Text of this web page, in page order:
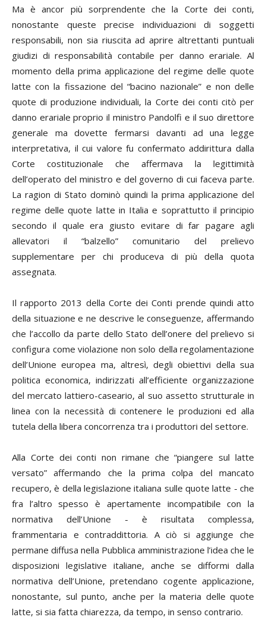
Ma è ancor più sorprendente che la Corte dei conti,
nonostante queste precise individuazioni di soggetti
responsabili, non sia riuscita ad aprire altrettanti puntuali
giudizi di responsabilità contabile per danno erariale. Al
momento della prima applicazione del regime delle quote
latte con la fissazione del “bacino nazionale” e non delle
quote di produzione individuali, la Corte dei conti citò per
danno erariale proprio il ministro Pandolfi e il suo direttore
generale ma dovette fermarsi davanti ad una legge
interpretativa, il cui valore fu confermato addirittura dalla
Corte costituzionale che affermava la legittimità
dell’operato del ministro e del governo di cui faceva parte.
La ragion di Stato dominò quindi la prima applicazione del
regime delle quote latte in Italia e soprattutto il principio
secondo il quale era giusto evitare di far pagare agli
allevatori il “balzello” comunitario del prelievo
supplementare per chi produceva di più della quota
assegnata.
Il rapporto 2013 della Corte dei Conti prende quindi atto
della situazione e ne descrive le conseguenze, affermando
che l’accollo da parte dello Stato dell’onere del prelievo si
configura come violazione non solo della regolamentazione
dell’Unione europea ma, altresì, degli obiettivi della sua
politica economica, indirizzati all’efficiente organizzazione
del mercato lattiero-caseario, al suo assetto strutturale in
linea con la necessità di contenere le produzioni ed alla
tutela della libera concorrenza tra i produttori del settore.
Alla Corte dei conti non rimane che “piangere sul latte
versato” affermando che la prima colpa del mancato
recupero, è della legislazione italiana sulle quote latte - che
fra l’altro spesso è apertamente incompatibile con la
normativa dell’Unione - è risultata complessa,
frammentaria e contraddittoria. A ciò si aggiunge che
permane diffusa nella Pubblica amministrazione l’idea che le
disposizioni legislative italiane, anche se difformi dalla
normativa dell’Unione, pretendano cogente applicazione,
nonostante, sul punto, anche per la materia delle quote
latte, si sia fatta chiarezza, da tempo, in senso contrario.